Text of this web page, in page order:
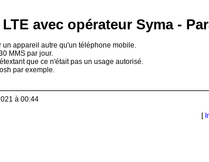
avec opérateur Syma -
appareil autre qu'un téléphone mobile.
MMS par jour.
que ce n'était pas un usage autorisé.
par exemple.
à 00:44
[